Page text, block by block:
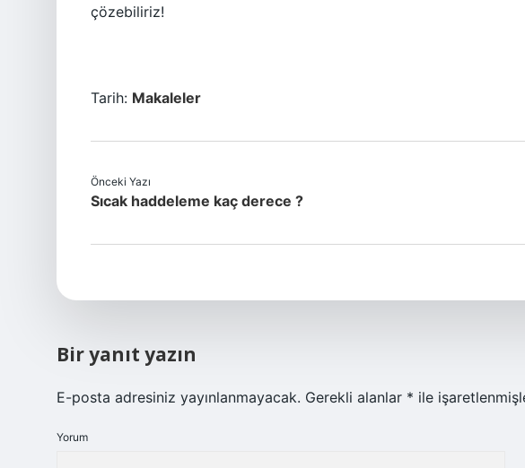
çözebiliriz!
Tarih: Makaleler
Önceki Yazı
Sıcak haddeleme kaç derece ?
Bir yanıt yazın
E-posta adresiniz yayınlanmayacak. Gerekli alanlar * ile
Yorum